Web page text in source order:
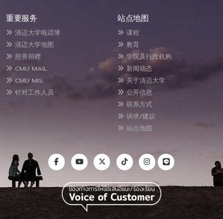
重要服务
清迈大学电话簿
清迈大学地图
慈善捐赠
CMU MAIL
CMU MIS
针对工作人员
站点地图
课程
教育
学院及行政机构
新闻动态
关于清迈大学
公开信息
联系方式
诉求/建议
站点地图